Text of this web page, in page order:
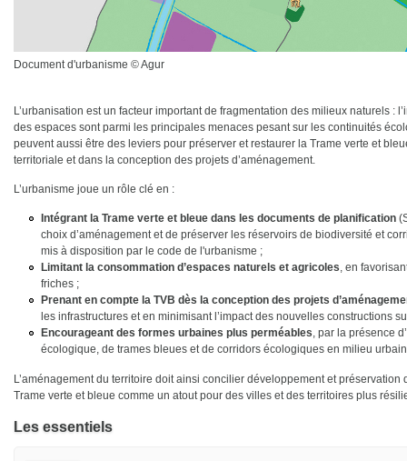
Document d'urbanisme © Agur
L’urbanisation est un facteur important de fragmentation des milieux naturels :
des espaces sont parmi les principales menaces pesant sur les continuités
peuvent aussi être des leviers pour préserver et restaurer la Trame verte et
territoriale et dans la conception des projets d’aménagement.
L’urbanisme joue un rôle clé en :
Intégrant la Trame verte et bleue dans les documents de planification
choix d’aménagement et de préserver les réservoirs de biodiversité et
mis à disposition par le code de l'urbanisme ;
Limitant la consommation d’espaces naturels et agricoles, en
friches ;
Prenant en compte la TVB dès la conception des projets
les infrastructures et en minimisant l’impact des nouvelles constructions
Encourageant des formes urbaines plus perméables, par la présence
écologique, de trames bleues et de corridors écologiques en milieu
L’aménagement du territoire doit ainsi concilier développement et
Trame verte et bleue comme un atout pour des villes et des territoires plus
Les essentiels